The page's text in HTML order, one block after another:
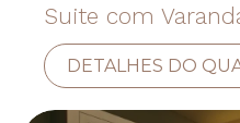
Suite com
DETALHES DO